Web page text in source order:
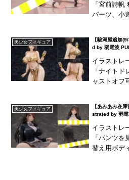
「宮前詩
パーツ、小
美少女フィギュア
【駿河屋追加
d by 弱電波
イラストレ
「ナイト
ャストオフ
美少女フィギュア
【あみあみ在
strated by 弱電
イラストレ
「パンツ
替え用ボデ
パーツな